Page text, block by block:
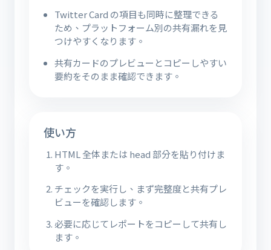
Twitter Card の項目も同時に整理できる
ため、プラットフォーム別の共有漏れを見
つけやすくなります。
共有カードのプレビューとコピーしやすい
要約をそのまま確認できます。
使い方
HTML 全体または head 部分を貼り付けま
す。
チェックを実行し、まず完整度と共有プレ
ビューを確認します。
必要に応じてレポートをコピーして共有し
ます。